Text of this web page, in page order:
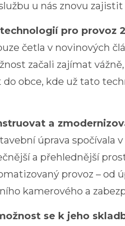
u nás znovu zajistit
pro provoz
četla v novinových
začali zajímat
obce, kde už tato
a
úprava spočívala
a přehlednější
provoz – od
kamerového a
se k jeho